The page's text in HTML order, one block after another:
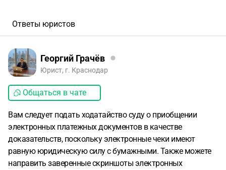
Ответы юристов
Георгий Грачёв
Юрист, г. Краснодар
Общаться в чате
Вам следует подать ходатайство суду о приобщении
электронных платежных документов в качестве
доказательств, поскольку электронные чеки имеют
равную юридическую силу с бумажными. Также можете
направить заверенные скриншоты электронных